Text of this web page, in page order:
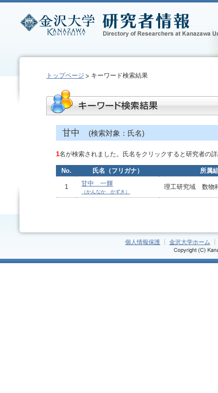
トップページ キーワード検索結果
甘中 (検索対象：氏名)
1名が検索されました。氏名をクリックすると研究者の
No. 氏名（フリガナ） 所属
1 甘中 一輝
（かんなか かずき）
理工研究域 数物
個人情報保護 金沢大学ホーム